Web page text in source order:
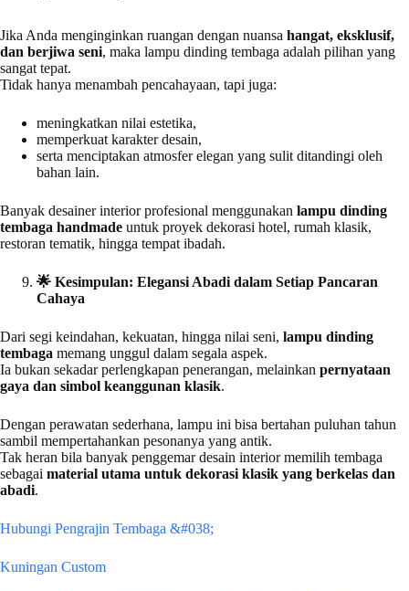
Jika Anda menginginkan ruangan dengan nuansa hangat, eksklusif,
dan berjiwa seni, maka lampu dinding tembaga adalah pilihan yang
sangat tepat.
Tidak hanya menambah pencahayaan, tapi juga:
meningkatkan nilai estetika,
memperkuat karakter desain,
serta menciptakan atmosfer elegan yang sulit ditandingi oleh
bahan lain.
Banyak desainer interior profesional menggunakan lampu dinding
tembaga handmade untuk proyek dekorasi hotel, rumah klasik,
restoran tematik, hingga tempat ibadah.
🌟 Kesimpulan: Elegansi Abadi dalam Setiap Pancaran
Cahaya
Dari segi keindahan, kekuatan, hingga nilai seni, lampu dinding
tembaga memang unggul dalam segala aspek.
Ia bukan sekadar perlengkapan penerangan, melainkan pernyataan
gaya dan simbol keanggunan klasik.
Dengan perawatan sederhana, lampu ini bisa bertahan puluhan tahun
sambil mempertahankan pesonanya yang antik.
Tak heran bila banyak penggemar desain interior memilih tembaga
sebagai material utama untuk dekorasi klasik yang berkelas dan
abadi.
Hubungi Pengrajin Tembaga &#038;
Kuningan Custom